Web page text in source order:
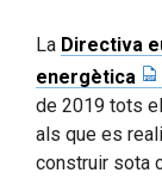
La Directiva
energètica
de 2019 tots
als que es
construir sota